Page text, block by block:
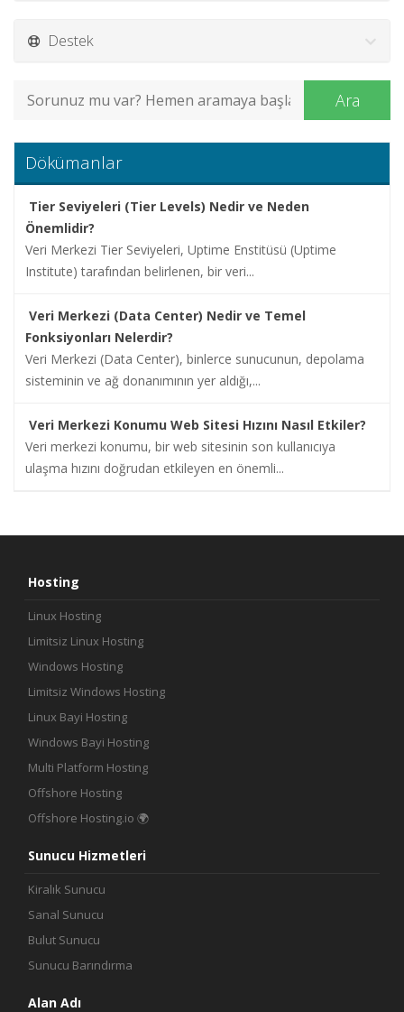
Adı
Hosting
Kurumsal
Hosting
Sunucu
Hizmetleri
Diğer
Hizmetler
Kurumsal
İletişim
Destek
Ara
Dökümanlar
Tier Seviyeleri (Tier Levels) Nedir ve Neden
Önemlidir?
Veri Merkezi Tier Seviyeleri, Uptime Enstitüsü (Uptime
Institute) tarafından belirlenen, bir veri...
Veri Merkezi (Data Center) Nedir ve Temel
Fonksiyonları Nelerdir?
Veri Merkezi (Data Center), binlerce sunucunun, depolama
sisteminin ve ağ donanımının yer aldığı,...
Veri Merkezi Konumu Web Sitesi Hızını Nasıl Etkiler?
Veri merkezi konumu, bir web sitesinin son kullanıcıya
ulaşma hızını doğrudan etkileyen en önemli...
Hosting
Linux Hosting
Limitsiz Linux Hosting
Windows Hosting
Limitsiz Windows Hosting
Linux Bayi Hosting
Windows Bayi Hosting
Multi Platform Hosting
Offshore Hosting
Offshore Hosting.io 🌍
Sunucu Hizmetleri
Kiralık Sunucu
Sanal Sunucu
Bulut Sunucu
Sunucu Barındırma
Alan Adı